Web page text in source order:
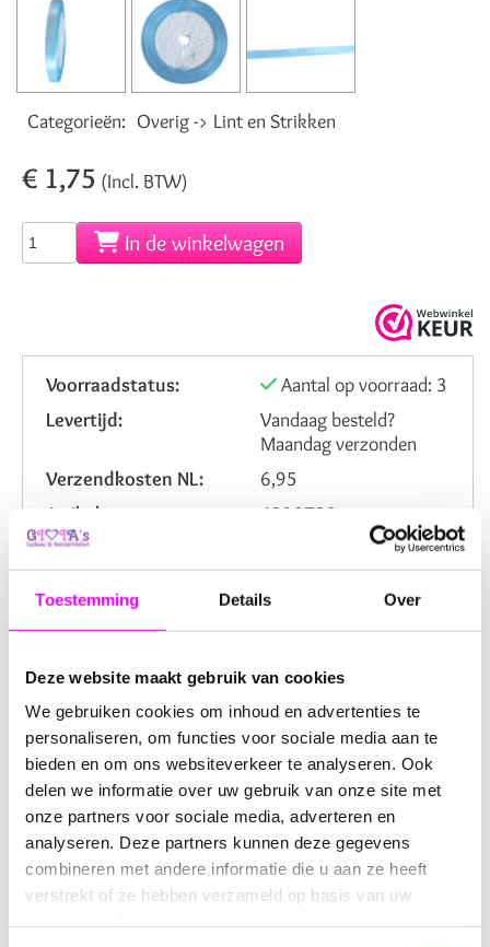
Toestemming Details Over
Deze website maakt gebruik van cookies
We gebruiken cookies om inhoud en advertenties te
personaliseren, om functies voor sociale media aan te
bieden en om ons websiteverkeer te analyseren. Ook
delen we informatie over uw gebruik van onze site met
onze partners voor sociale media, adverteren en
analyseren. Deze partners kunnen deze gegevens
combineren met andere informatie die u aan ze heeft
verstrekt of ze hebben verzameld op basis van uw
Categorieën: Overig -> Lint en Strikken
€ 1,75 (Incl. BTW)
In de winkelwagen
Voorraadstatus:
Aantal op voorraad: 3
Levertijd:
Vandaag besteld?
Maandag verzonden
Verzendkosten NL:
6,95
Artikelnummer:
4210730
Beoordeling:
Omschrijving Reviews
Dit lichtblauwe lint van 0,6 mm breed en 22,5 meter lang
is de perfecte keuze voor allerlei decoratieve
toepassingen. Gemaakt van hoogwaardig polyester, biedt
het lint een duurzame en stijlvolle afwerking voor al je
projecten. Ideaal om cadeautjes en pakketjes mee in te
pakken, bloemstukken te versieren, strikken te maken,
en voor verschillende handwerk- en knutselprojecten.
De frisse lichtblauwe kleur voegt een zachte en feestelijke
touch toe aan elke gelegenheid. Dit maakt het lint ideaal